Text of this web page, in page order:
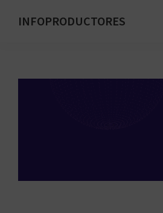
INFOPRODUCTORES